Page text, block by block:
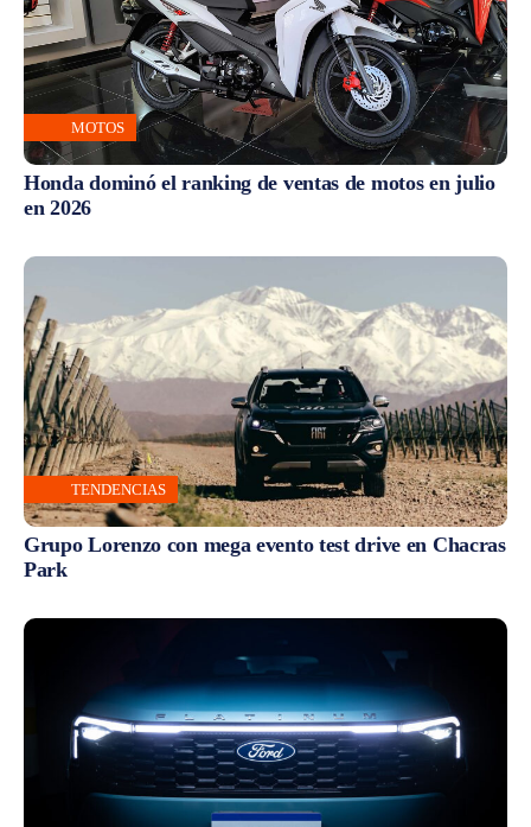
MOTOS
Honda dominó el ranking de ventas de motos en julio
en 2026
TENDENCIAS
Grupo Lorenzo con mega evento test drive en Chacras
Park